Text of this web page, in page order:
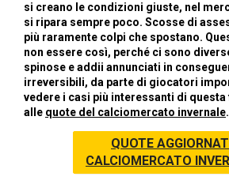
si creano le condizioni giuste, nel
si ripara sempre poco. Scosse di
più raramente colpi che spostano.
non essere così, perché ci sono
spinose e addii annunciati in
irreversibili, da parte di giocatori
vedere i casi più interessanti di
alle quote del calciomercato invernale.
QUOTE
CALCIOMERCATO